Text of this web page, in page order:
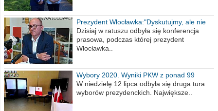
Prezydent Włocławka:"Dyskutujmy, ale nie
obrażajmy się”
Dzisiaj w ratuszu odbyła się konferencja
prasowa, podczas której prezydent
Włocławka..
Wybory 2020. Wyniki PKW z ponad 99
procent obwodów
W niedzielę 12 lipca odbyła się druga tura
wyborów prezydenckich. Największe..